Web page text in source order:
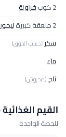
2 كوب
فراولة
2 ملعقة كبيرة
سكر (حسب الذوق)
ماء
ثلج(مجروش)
القيم
للحصة الواحدة